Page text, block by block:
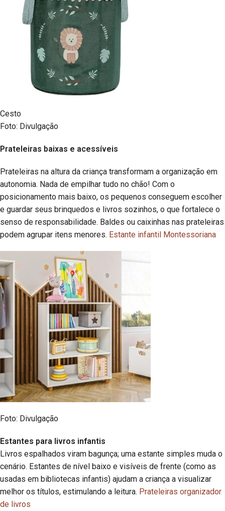
Cesto
Foto: Divulgação
Prateleiras baixas e acessíveis
Prateleiras na altura da criança transformam a organização em
autonomia. Nada de empilhar tudo no chão! Com o
posicionamento mais baixo, os pequenos conseguem escolher
e guardar seus brinquedos e livros sozinhos, o que fortalece o
senso de responsabilidade. Baldes ou caixinhas nas prateleiras
podem agrupar itens menores. Estante infantil Montessoriana
Foto: Divulgação
Estantes para livros infantis
Livros espalhados viram bagunça; uma estante simples muda o
cenário. Estantes de nível baixo e visíveis de frente (como as
usadas em bibliotecas infantis) ajudam a criança a visualizar
melhor os títulos, estimulando a leitura. Prateleiras organizador
de livros